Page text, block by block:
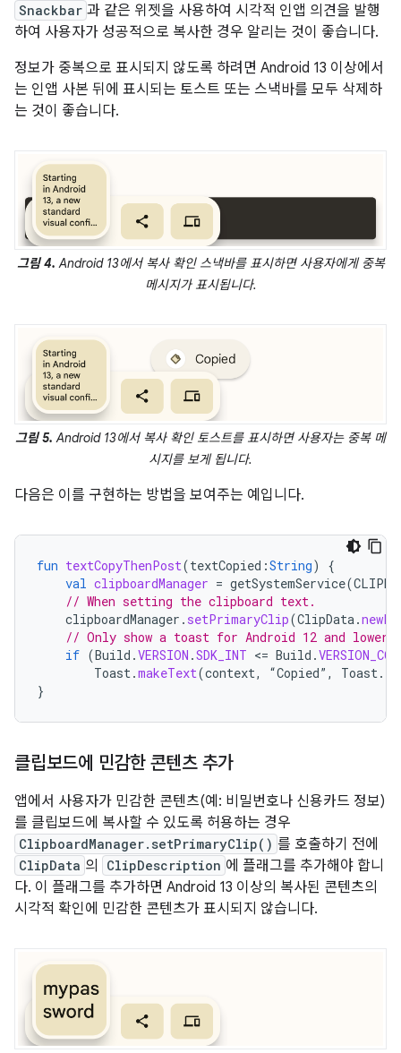
Snackbar 과 같은 위젯을 사용하여 시각적 인앱 의견을 발행
하여 사용자가 성공적으로 복사한 경우 알리는 것이 좋습니다.
정보가 중복으로 표시되지 않도록 하려면 Android 13 이상에서
는 인앱 사본 뒤에 표시되는 토스트 또는 스낵바를 모두 삭제하
는 것이 좋습니다.
그림 4. Android 13에서 복사 확인 스낵바를 표시하면 사용자에게 중복
메시지가 표시됩니다.
그림 5. Android 13에서 복사 확인 토스트를 표시하면 사용자는 중복 메
시지를 보게 됩니다.
다음은 이를 구현하는 방법을 보여주는 예입니다.
fun textCopyThenPost(textCopied :String)
{
val clipboardManager = getSystemService(
// When setting the clipboard text.
clipboardManager . setPrimaryClip(ClipData.
// Only show a toast for Android 12 and lower.
if (Build .VERSION .SDK_INT <= Build .
Toast.makeText(context, “Copied” , Toast.
}
클립보드에 민감한 콘텐츠 추가
앱에서 사용자가 민감한 콘텐츠(예: 비밀번호나 신용카드 정보)
를 클립보드에 복사할 수 있도록 허용하는 경우
ClipboardManager.setPrimaryClip() 를 호출하기 전에
ClipData 의 ClipDescription 에 플래그를 추가해야 합니
다. 이 플래그를 추가하면 Android 13 이상의 복사된 콘텐츠의
시각적 확인에 민감한 콘텐츠가 표시되지 않습니다.